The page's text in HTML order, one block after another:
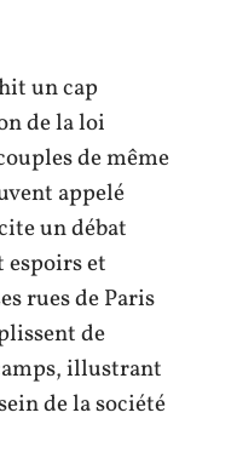
un cap
de la loi
de même
appelé
un débat
et
rues de Paris
de
illustrant
de la société